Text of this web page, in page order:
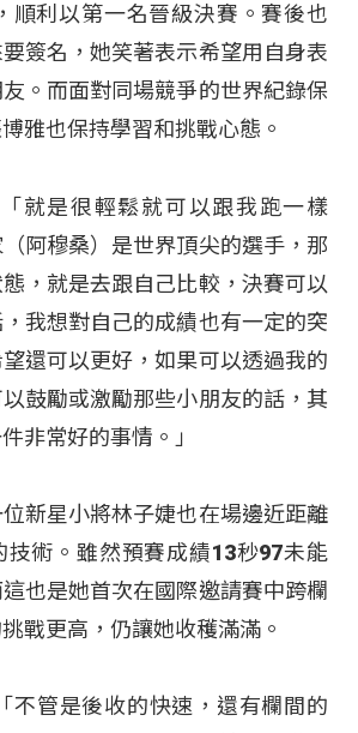
順利以第一名晉級決賽。賽後也
簽名，她笑著表示希望用自身表
。而面對同場競爭的世界紀錄保
雅也保持學習和挑戰心態。
就是很輕鬆就可以跟我跑一樣
阿穆桑）是世界頂尖的選手，那
，就是去跟自己比較，決賽可以
我想對自己的成績也有一定的突
還可以更好，如果可以透過我的
鼓勵或激勵那些小朋友的話，其
非常好的事情。」
新星小將林子婕也在場邊近距離
技術。雖然預賽成績13秒97未能
也是她首次在國際邀請賽中跨欄
戰更高，仍讓她收穫滿滿。
不管是後收的快速，還有欄間的